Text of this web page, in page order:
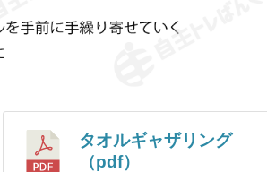
タオルギャザリング
（pdf）